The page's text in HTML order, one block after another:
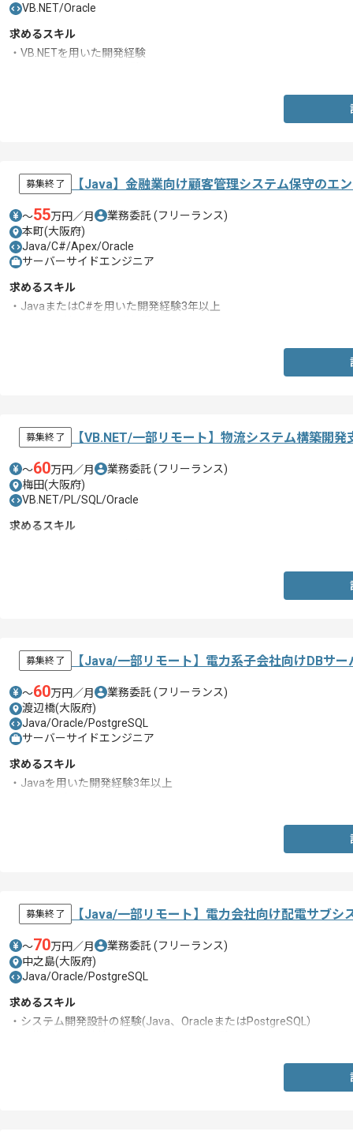
VB.NET/Oracle
求めるスキル
・VB.NETを用いた開発経験
募集終了 【Java】金融業向け顧客管理システム保守のエ
〜55万円／月 業務委託 (フリーランス)
本町(大阪府)
Java/C#/Apex/Oracle
サーバーサイドエンジニア
求めるスキル
・JavaまたはC#を用いた開発経験3年以上
募集終了 【VB.NET/一部リモート】物流システム構築開
〜60万円／月 業務委託 (フリーランス)
梅田(大阪府)
VB.NET/PL/SQL/Oracle
求めるスキル
募集終了 【Java/一部リモート】電力系子会社向けDBサ
〜60万円／月 業務委託 (フリーランス)
渡辺橋(大阪府)
Java/Oracle/PostgreSQL
サーバーサイドエンジニア
求めるスキル
・Javaを用いた開発経験3年以上
募集終了 【Java/一部リモート】電力会社向け配電サブ
〜70万円／月 業務委託 (フリーランス)
中之島(大阪府)
Java/Oracle/PostgreSQL
求めるスキル
・システム開発設計の経験(Java、OracleまたはPostgreSQL）